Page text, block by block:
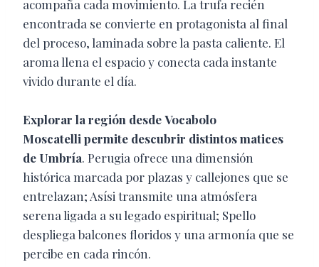
acompaña cada movimiento. La trufa recién
encontrada se convierte en protagonista al final
del proceso, laminada sobre la pasta caliente. El
aroma llena el espacio y conecta cada instante
vivido durante el día.
Explorar la región desdeVocabolo
Moscatelli permite descubrir distintos matices
de Umbría. Perugia ofrece una dimensión
histórica marcada por plazas y callejones que se
entrelazan; Asísi transmite una atmósfera
serena ligada a su legado espiritual; Spello
despliega balcones floridos y una armonía que se
percibe en cada rincón.